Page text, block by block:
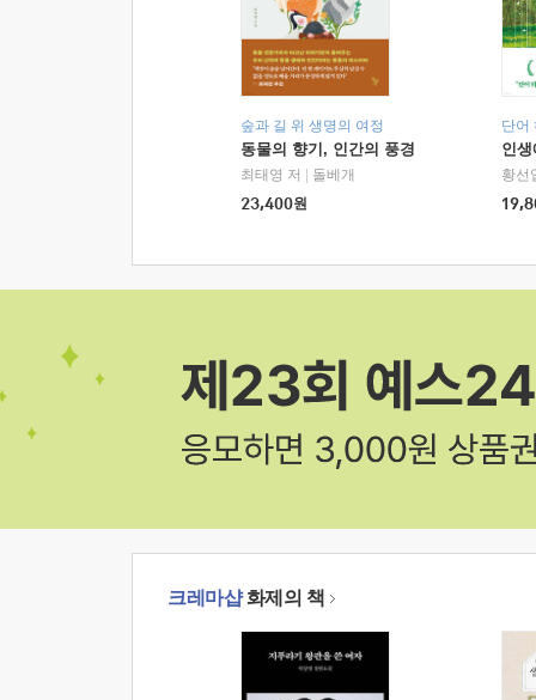
숲과 길 위 생명의 여정
동물의 향기, 인간의 풍경
최태영 저
돌베개
23,400원
단어
인
황선
크레마샵화제의 책